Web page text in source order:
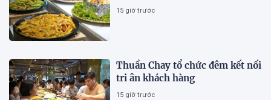
15 giờ trước
Thuần Chay tổ chức đêm kết nối
tri ân khách hàng
15 giờ trước